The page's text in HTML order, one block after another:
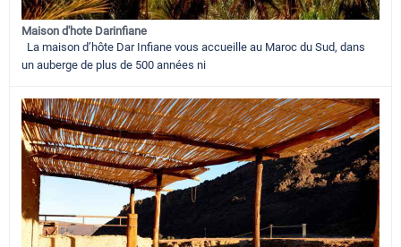
Maison d'hote Darinfiane
La maison d’hôte Dar Infiane vous accueille au Maroc du Sud, dans
un auberge de plus de 500 années ni